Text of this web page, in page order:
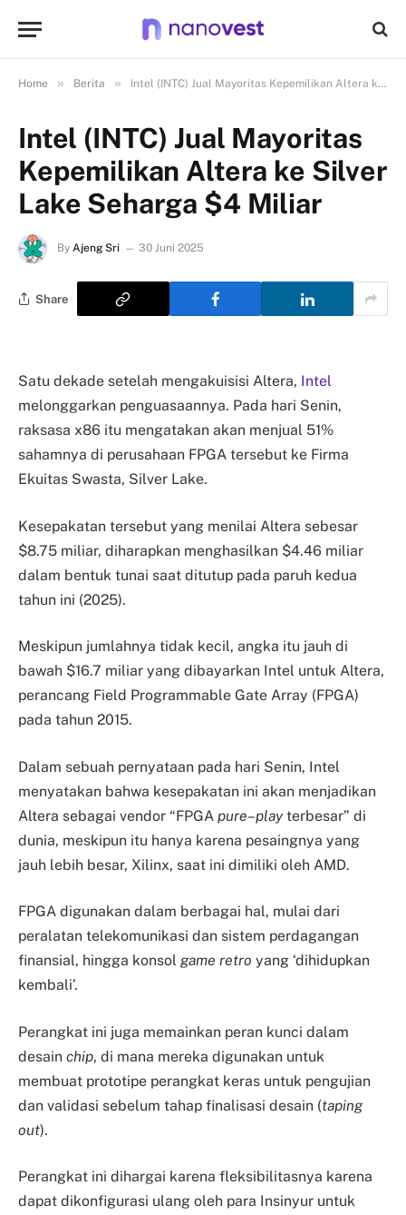
Home » Berita » Intel (INTC) Jual Mayoritas Kepemilikan Altera ke Silver Lake Seharga $4 Miliar
Intel (INTC) Jual Mayoritas
Kepemilikan Altera ke Silver
Lake Seharga $4 Miliar
By Ajeng Sri 30 Juni 2025
Share
Satu dekade setelah mengakuisisi Altera, Intel
melonggarkan penguasaannya. Pada hari Senin,
raksasa x86 itu mengatakan akan menjual 51%
sahamnya di perusahaan FPGA tersebut ke Firma
Ekuitas Swasta, Silver Lake.
Kesepakatan tersebut yang menilai Altera sebesar
$8.75 miliar, diharapkan menghasilkan $4.46 miliar
dalam bentuk tunai saat ditutup pada paruh kedua
tahun ini (2025).
Meskipun jumlahnya tidak kecil, angka itu jauh di
bawah $16.7 miliar yang dibayarkan Intel untuk Altera,
perancang Field Programmable Gate Array (FPGA)
pada tahun 2015.
Dalam sebuah pernyataan pada hari Senin, Intel
menyatakan bahwa kesepakatan ini akan menjadikan
Altera sebagai vendor “FPGA pure–play terbesar” di
dunia, meskipun itu hanya karena pesaingnya yang
jauh lebih besar, Xilinx, saat ini dimiliki oleh AMD.
FPGA digunakan dalam berbagai hal, mulai dari
peralatan telekomunikasi dan sistem perdagangan
finansial, hingga konsol game retro yang ‘dihidupkan
kembali’.
Perangkat ini juga memainkan peran kunci dalam
desain chip, di mana mereka digunakan untuk
membuat prototipe perangkat keras untuk pengujian
dan validasi sebelum tahap finalisasi desain (taping
out).
Perangkat ini dihargai karena fleksibilitasnya karena
dapat dikonfigurasi ulang oleh para Insinyur untuk